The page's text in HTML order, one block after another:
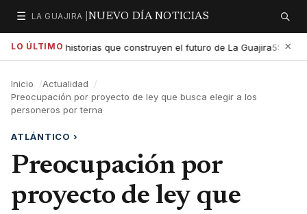
☰
Secciones
LA GUAJIRA | NUEVO DÍA NOTICIAS Buscar
LO ÚLTIMO
exaltar las historias que construyen el futuro de La Guajira5:01 PM
×
Inicio
Actualidad
Preocupación por proyecto de ley que busca elegir a los
personeros por terna
ATLÁNTICO ›
Preocupación por
proyecto de ley que